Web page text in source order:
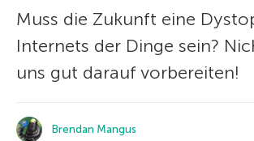
Muss die Zukunft eine
Internets der Dinge sein?
uns gut darauf vorbereiten!
Brendan Mangus